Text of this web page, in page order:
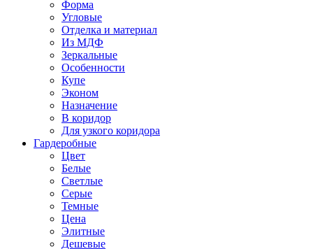
Форма
Угловые
Отделка и материал
Из МДФ
Зеркальные
Особенности
Купе
Эконом
Назначение
В коридор
Для узкого коридора
Гардеробные
Цвет
Белые
Светлые
Серые
Темные
Цена
Элитные
Дешевые